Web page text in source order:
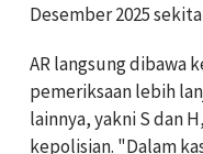
Desember 2025
AR langsung dibawa
pemeriksaan lebih
lainnya, yakni S dan
kepolisian. "Dalam